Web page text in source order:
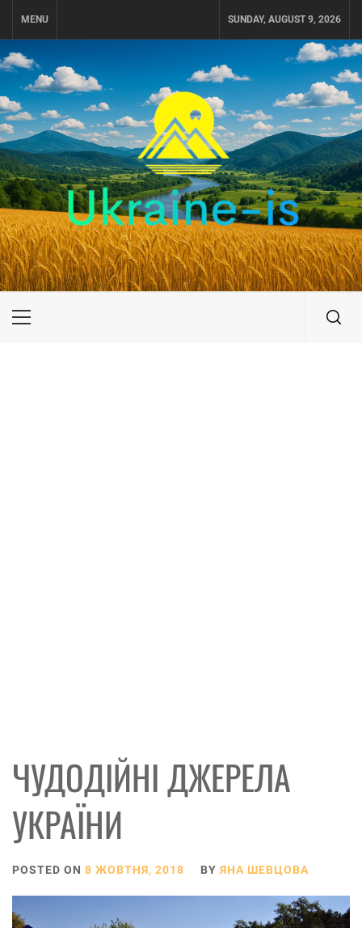
MENU SUNDAY, AUGUST 9, 2026
UKRAINE-IS
ПОДОРОЖI ПО УКРАЇНІ
Primary
ЧУДОДІЙНІ ДЖЕРЕЛА
УКРАЇНИ
POSTED ON 8 ЖОВТНЯ, 2018 BY ЯНА ШЕВЦОВА